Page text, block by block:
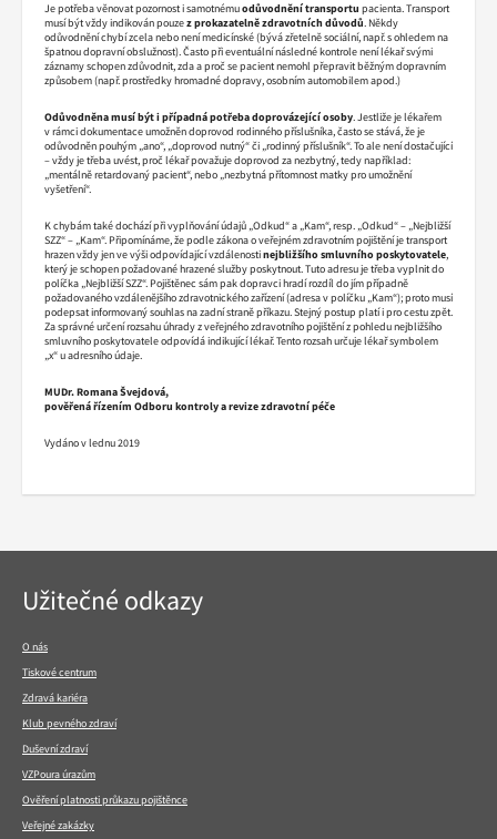
Je potřeba věnovat pozornost i samotnémuodůvodnění transportu pacienta. Transport
musí být vždy indikován pouzez prokazatelně zdravotních důvodů. Někdy
odůvodnění chybí zcela nebo není medicínské (bývá zřetelně sociální, např. s ohledem na
špatnou dopravní obslužnost). Často při eventuální následné kontrole není lékař svými
záznamy schopen zdůvodnit, zda a proč se pacient nemohl přepravit běžným dopravním
způsobem (např. prostředky hromadné dopravy, osobním automobilem apod.)
Odůvodněna musí být i případná potřeba doprovázející osoby. Jestliže je lékařem
v rámci dokumentace umožněn doprovod rodinného příslušníka, často se stává, že je
odůvodněn pouhým „ano“, „doprovod nutný“ či „rodinný příslušník“. To ale není dostačující
– vždy je třeba uvést, proč lékař považuje doprovod za nezbytný, tedy například:
„mentálně retardovaný pacient“, nebo „nezbytná přítomnost matky pro umožnění
vyšetření“.
K chybám také dochází při vyplňování údajů „Odkud“ a „Kam“, resp. „Odkud“ – „Nejbližší
SZZ“ – „Kam“. Připomínáme, že podle zákona o veřejném zdravotním pojištění je transport
hrazen vždy jen ve výši odpovídající vzdálenostinejbližšího smluvního poskytovatele,
který je schopen požadované hrazené služby poskytnout. Tuto adresu je třeba vyplnit do
políčka „Nejbližší SZZ“. Pojištěnec sám pak dopravci hradí rozdíl do jím případně
požadovaného vzdálenějšího zdravotnického zařízení (adresa v políčku „Kam“); proto musí
podepsat informovaný souhlas na zadní straně příkazu. Stejný postup platí i pro cestu zpět.
Za správné určení rozsahu úhrady z veřejného zdravotního pojištění z pohledu nejbližšího
smluvního poskytovatele odpovídá indikující lékař. Tento rozsah určuje lékař symbolem
„x“ u adresního údaje.
MUDr. Romana Švejdová,
pověřená řízením Odboru kontroly a revize zdravotní péče
Vydáno v lednu 2019
Navigace
v
Užitečné odkazy
O nás
Tiskové centrum
Zdravá kariéra
Klub pevného zdraví
Duševní zdraví
VZPoura úrazům
Ověření platnosti průkazu pojištěnce
Veřejné zakázky